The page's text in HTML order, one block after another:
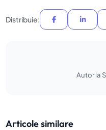
Distribuie:
Autor la
Articole similare